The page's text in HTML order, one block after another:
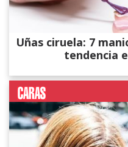
Uñas ciruela: 7
tendencia